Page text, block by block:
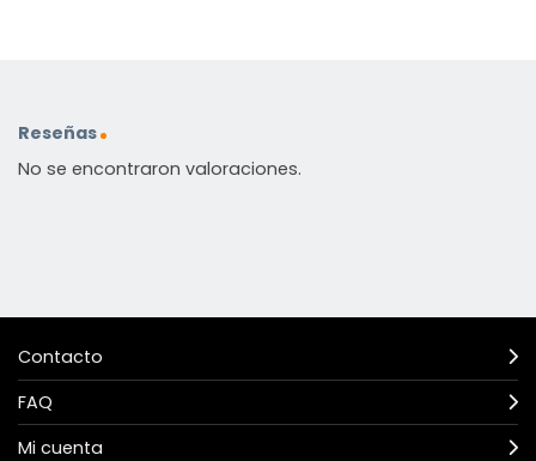
Reseñas
No se encontraron valoraciones.
Contacto
FAQ
Mi cuenta